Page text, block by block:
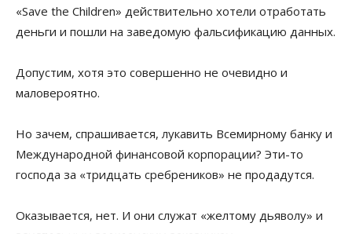
«Save the Children» действительно хотели отработать
деньги и пошли на заведомую фальсификацию данных.
Допустим, хотя это совершенно не очевидно и
маловероятно.
Но зачем, спрашивается, лукавить Всемирному банку и
Международной финансовой корпорации? Эти-то
господа за «тридцать сребреников» не продадутся.
Оказывается, нет. И они служат «желтому дьяволу» и